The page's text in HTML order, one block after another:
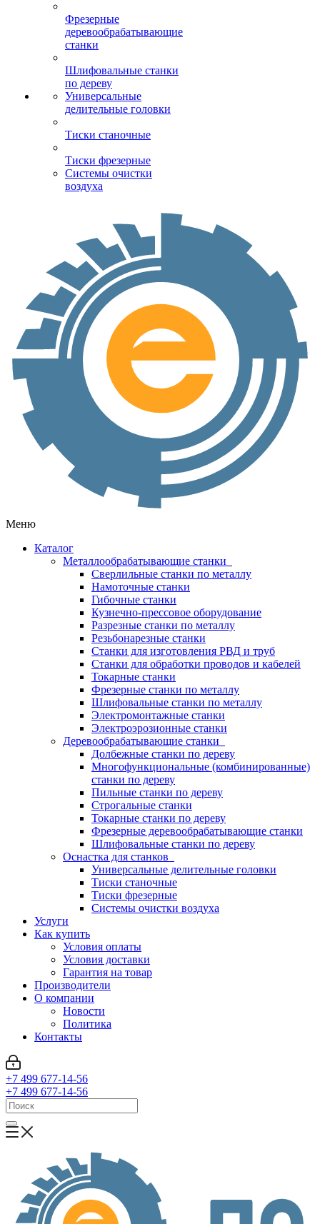
Фрезерные
деревообрабатывающие
станки
Шлифовальные станки
по дереву
Универсальные
делительные головки
Тиски станочные
Тиски фрезерные
Системы очистки
воздуха
Меню
Каталог
Металлообрабатывающие станки
Сверлильные станки по металлу
Намоточные станки
Гибочные станки
Кузнечно-прессовое оборудование
Разрезные станки по металлу
Резьбонарезные станки
Станки для изготовления РВД и труб
Станки для обработки проводов и кабелей
Токарные станки
Фрезерные станки по металлу
Шлифовальные станки по металлу
Электромонтажные станки
Электроэрозионные станки
Деревообрабатывающие станки
Долбежные станки по дереву
Многофункциональные (комбинированные)
станки по дереву
Пильные станки по дереву
Строгальные станки
Токарные станки по дереву
Фрезерные деревообрабатывающие станки
Шлифовальные станки по дереву
Оснастка для станков
Универсальные делительные головки
Тиски станочные
Тиски фрезерные
Системы очистки воздуха
Услуги
Как купить
Условия оплаты
Условия доставки
Гарантия на товар
Производители
О компании
Новости
Политика
Контакты
+7 499 677-14-56
+7 499 677-14-56